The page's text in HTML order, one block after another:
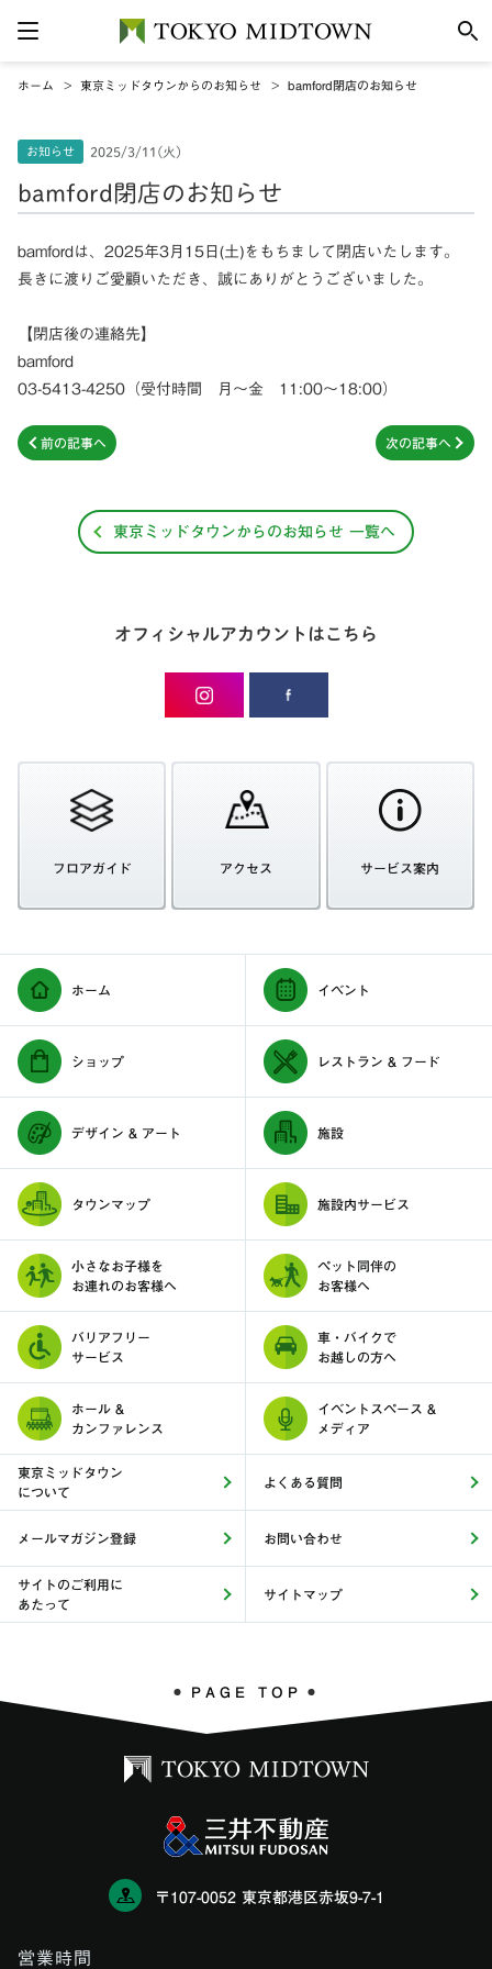
ホーム 東京ミッドタウンからのお知らせ bamford閉店のお知らせ
お知らせ 2025/3/11(火)
bamford閉店のお知らせ
bamfordは、2025年3月15日(土)をもちまして閉店いたします。
長きに渡りご愛顧いただき、誠にありがとうございました。
【閉店後の連絡先】
bamford
03-5413-4250（受付時間 月～金 11:00～18:00）
次の記事へ
前の記事へ
東京ミッドタウンからのお知らせ 一覧へ
オフィシャルアカウントはこちら
フロアガイド アクセス サービス案内
ホーム イベント
ショップ レストラン & フード
デザイン & アート 施設
タウンマップ 施設内サービス
小さなお子様を
お連れのお客様へ
ペット同伴の
お客様へ
バリアフリー
サービス
車・バイクで
お越しの方へ
ホール &
カンファレンス
イベントスペース &
メディア
東京ミッドタウン
について
よくある質問
メールマガジン登録 お問い合わせ
サイトのご利用に
あたって
サイトマップ
PAGE TOP
〒107-0052 東京都港区赤坂9-7-1
営業時間